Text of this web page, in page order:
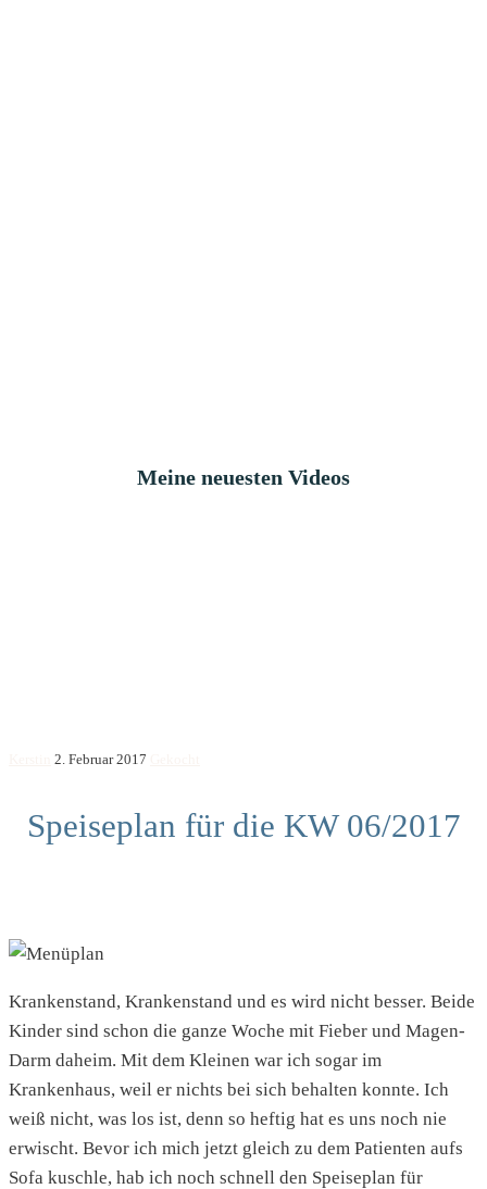
Meine neuesten Videos
2. Februar 2017
Speiseplan für die KW 06/2017
Krankenstand, Krankenstand und es wird nicht besser. Beide
Kinder sind schon die ganze Woche mit Fieber und Magen-
Darm daheim. Mit dem Kleinen war ich sogar im
Krankenhaus, weil er nichts bei sich behalten konnte. Ich
weiß nicht, was los ist, denn so heftig hat es uns noch nie
erwischt. Bevor ich mich jetzt gleich zu dem Patienten aufs
Sofa kuschle, hab ich noch schnell den Speiseplan für